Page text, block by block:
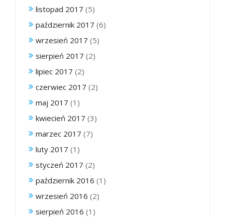
listopad 2017 (5)
październik 2017 (6)
wrzesień 2017 (5)
sierpień 2017 (2)
lipiec 2017 (2)
czerwiec 2017 (2)
maj 2017 (1)
kwiecień 2017 (3)
marzec 2017 (7)
luty 2017 (1)
styczeń 2017 (2)
październik 2016 (1)
wrzesień 2016 (2)
sierpień 2016 (1)